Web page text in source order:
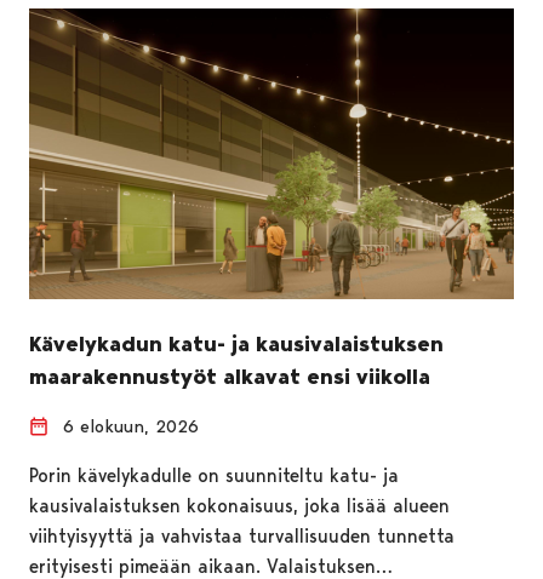
Kävelykadun katu- ja kausivalaistuksen
maarakennustyöt alkavat ensi viikolla
6 elokuun, 2026
Porin kävelykadulle on suunniteltu katu- ja
kausivalaistuksen kokonaisuus, joka lisää alueen
viihtyisyyttä ja vahvistaa turvallisuuden tunnetta
erityisesti pimeään aikaan. Valaistuksen…